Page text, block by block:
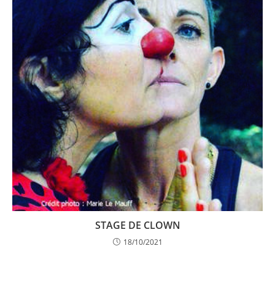
STAGE DE CLOWN
18/10/2021